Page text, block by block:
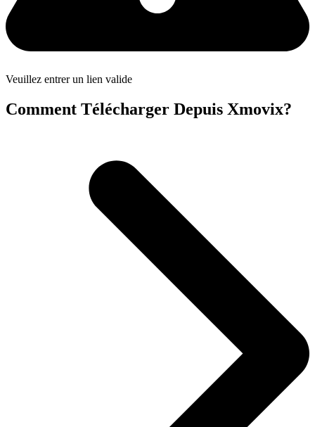
Veuillez entrer un lien valide
Comment Télécharger Depuis Xmovix?